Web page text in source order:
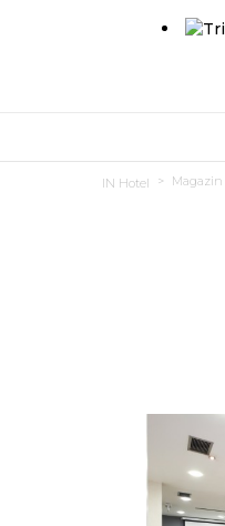
IN Hotel Magazin